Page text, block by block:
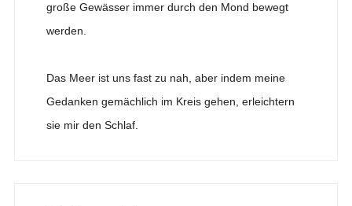
große Gewässer immer durch den Mond bewegt
werden.
Das Meer ist uns fast zu nah, aber indem meine
Gedanken gemächlich im Kreis gehen, erleichtern
sie mir den Schlaf.